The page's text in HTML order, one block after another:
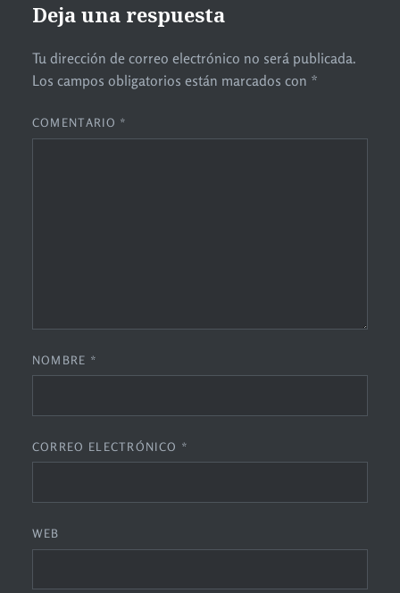
Deja una respuesta
Tu dirección de correo electrónico no será publicada.
Los campos obligatorios están marcados con *
COMENTARIO *
NOMBRE *
CORREO ELECTRÓNICO *
WEB